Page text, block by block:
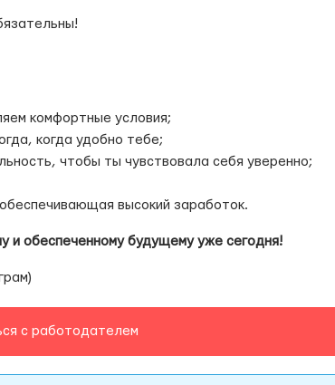
комфортные условия;
когда удобно тебе;
чтобы ты чувствовала себя уверенно;
высокий заработок.
и обеспеченному будущему уже сегодня!
с работодателем